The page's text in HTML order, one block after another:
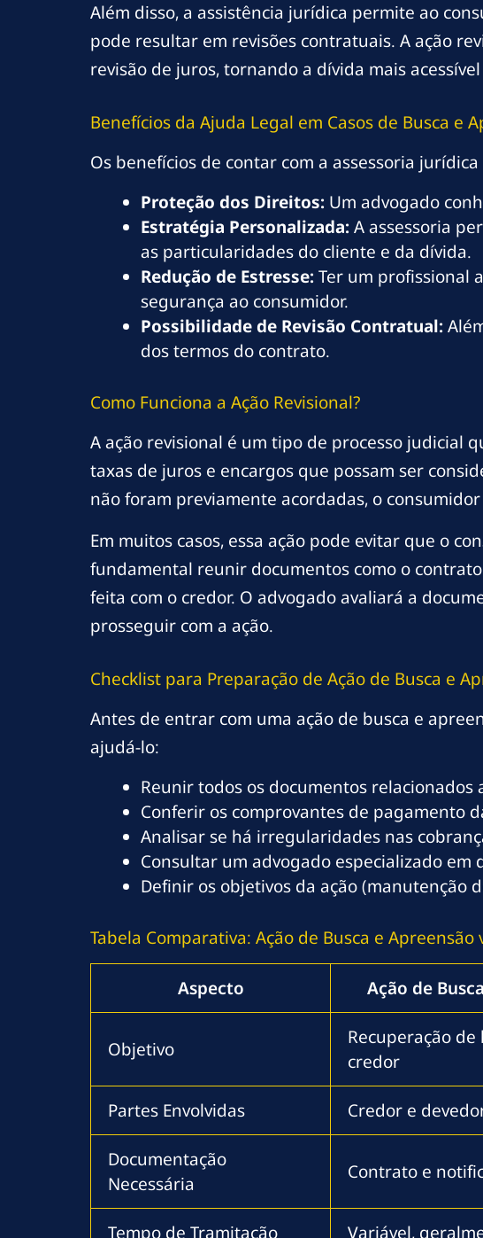
Além disso, a assistência jurídica permite ao
pode resultar em revisões contratuais. A ação
revisão de juros, tornando a dívida mais
Benefícios da Ajuda Legal em Casos de Busca e
Os benefícios de contar com a assessoria
Proteção dos Direitos: Um advogado
Estratégia Personalizada:A assessoria
as particularidades do cliente e da dívida.
Redução de Estresse:Ter um profissional
segurança ao consumidor.
Possibilidade de Revisão Contratual:
dos termos do contrato.
Como Funciona a Ação Revisional?
A ação revisional é um tipo de processo judicial
taxas de juros e encargos que possam ser
não foram previamente acordadas, o
Em muitos casos, essa ação pode evitar que o
fundamental reunir documentos como o
feita com o credor. O advogado avaliará a
prosseguir com a ação.
Checklist para Preparação de Ação de Busca e
Antes de entrar com uma ação de busca e
ajudá-lo:
Reunir todos os documentos relacionados
Conferir os comprovantes de pagamento
Analisar se há irregularidades nas
Consultar um advogado especializado em
Definir os objetivos da ação (manutenção
Tabela Comparativa: Ação de Busca e Apreensão
Aspecto Ação de
Objetivo
Recuperação de
credor
Partes Envolvidas Credor e
Documentação
Necessária
Contrato e
Tempo de Tramitação Variável,